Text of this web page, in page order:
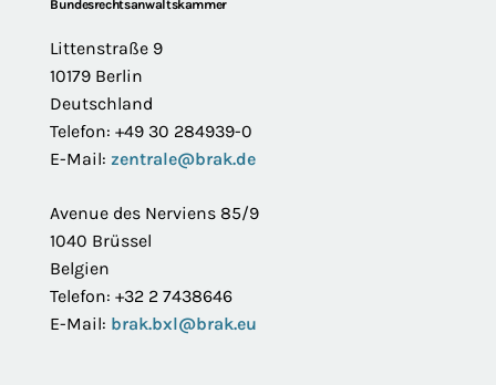
FooterBundesrechtsanwaltskammer
Littenstraße 9
10179 Berlin
Deutschland
Telefon: +49 30 284939-0
E-Mail: zentrale@brak.de
Avenue des Nerviens 85/9
1040 Brüssel
Belgien
Telefon: +32 2 7438646
E-Mail: brak.bxl@brak.eu